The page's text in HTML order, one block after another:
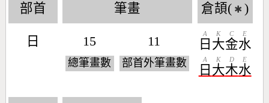
部首
日
筆畫
15
總筆畫數
11
部首外筆畫數
倉頡( ✱ )
日
A
大
K
金
C
水
E
日
A
大
K
木
D
水
E